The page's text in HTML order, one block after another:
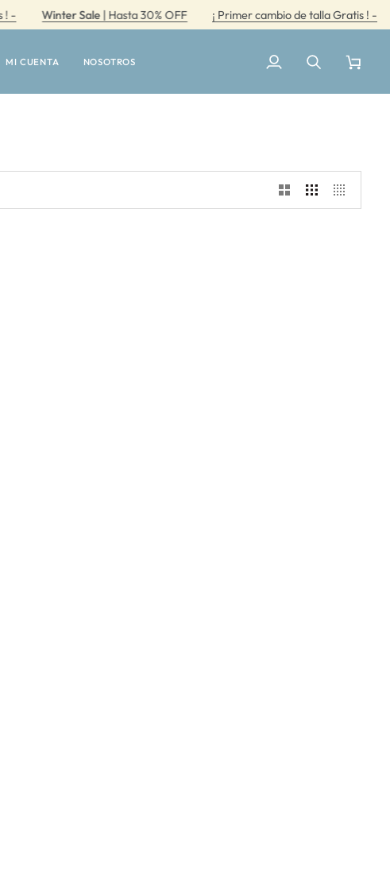
Winter Sale| Hasta 30% OFF ¡ Primer cambio de talla Gratis ! -
MI CUENTA NOSOTROS
Mi
Buscar Carrito